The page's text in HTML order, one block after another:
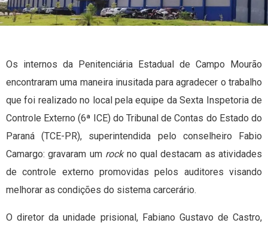
Os internos da Penitenciária Estadual de Campo Mourão
encontraram uma maneira inusitada para agradecer o trabalho
que foi realizado no local pela equipe da Sexta Inspetoria de
Controle Externo (6ª ICE) do Tribunal de Contas do Estado do
Paraná (TCE-PR), superintendida pelo conselheiro Fabio
Camargo: gravaram um rockno qual destacam as atividades
de controle externo promovidas pelos auditores visando
melhorar as condições do sistema carcerário.
O diretor da unidade prisional, Fabiano Gustavo de Castro,